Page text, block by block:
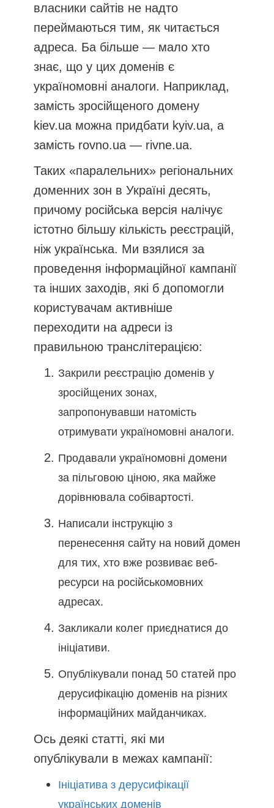
власники сайтів не надто
переймаються тим, як читається
адреса. Ба більше — мало хто
знає, що у цих доменів є
україномовні аналоги. Наприклад,
замість зросійщеного домену
kiev.ua можна придбати kyiv.ua, а
замість rovno.ua — rivne.ua.
Таких «паралельних» регіональних
доменних зон в Україні десять,
причому російська версія налічує
істотно більшу кількість реєстрацій,
ніж українська. Ми взялися за
проведення інформаційної кампанії
та інших заходів, які б допомогли
користувачам активніше
переходити на адреси із
правильною транслітерацією:
Закрили реєстрацію доменів у
зросійщених зонах,
запропонувавши натомість
отримувати україномовні аналоги.
Продавали україномовні домени
за пільговою ціною, яка майже
дорівнювала собівартості.
Написали інструкцію з
перенесення сайту на новий домен
для тих, хто вже розвиває веб-
ресурси на російськомовних
адресах.
Закликали колег приєднатися до
ініціативи.
Опублікували понад 50 статей про
дерусифікацію доменів на різних
інформаційних майданчиках.
Ось деякі статті, які ми
опублікували в межах кампанії:
Ініціатива з дерусифікації
українських доменів